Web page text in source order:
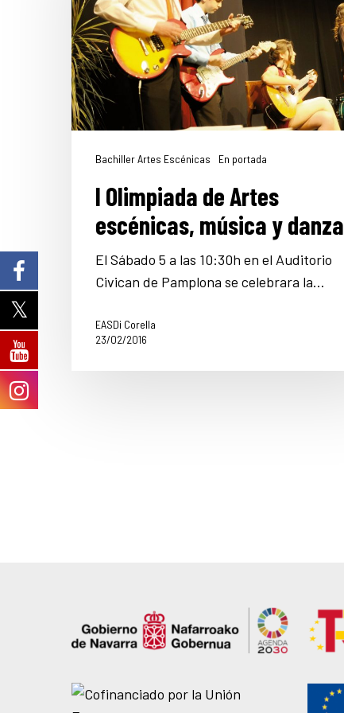
Bachiller Artes Escénicas En portada
I Olimpiada de Artes
escénicas, música y danza
El Sábado 5 a las 10:30h en el Auditorio
Civican de Pamplona se celebrara la…
EASDi Corella
23/02/2016